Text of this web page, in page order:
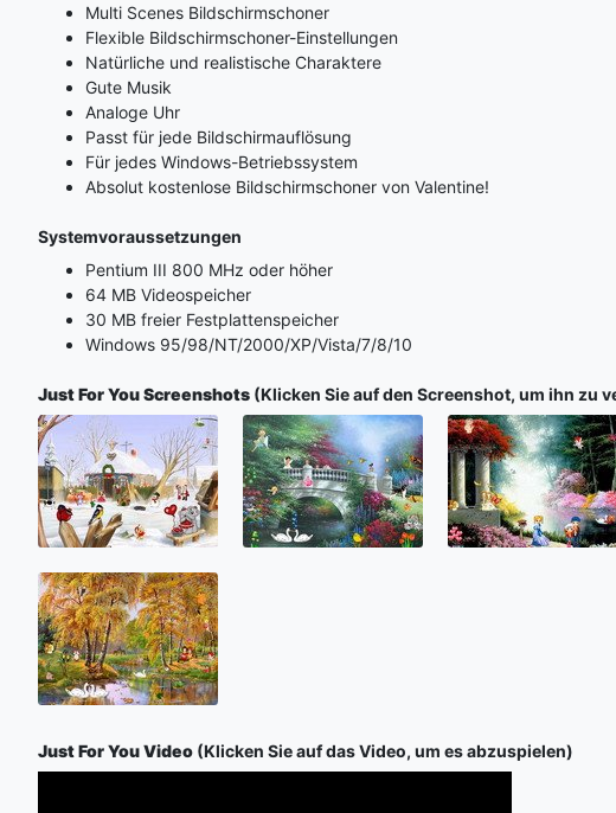
Multi Scenes Bildschirmschoner
Flexible Bildschirmschoner-Einstellungen
Natürliche und realistische Charaktere
Gute Musik
Analoge Uhr
Passt für jede Bildschirmauflösung
Für jedes Windows-Betriebssystem
Absolut kostenlose Bildschirmschoner von Valentine!
Systemvoraussetzungen
Pentium III 800 MHz oder höher
64 MB Videospeicher
30 MB freier Festplattenspeicher
Windows 95/98/NT/2000/XP/Vista/7/8/10
Just For You Screenshots(Klicken Sie auf den Screenshot, um ihn zu
Just For You Video(Klicken Sie auf das Video, um es abzuspielen)